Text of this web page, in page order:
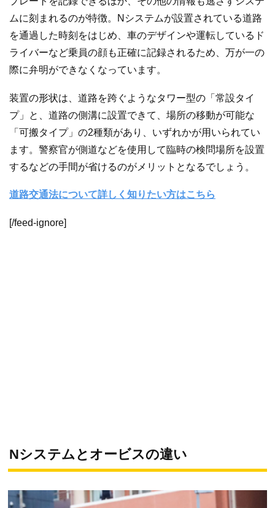
ムに刻まれるのが特徴。Nシステムが設置されている道路
を通過した時刻をはじめ、車のデザインや運転しているド
ライバーなど乗員の顔も正確に記録されるため、万が一の
際に弁明ができなくなっています。
装置の形状は、道路を跨ぐようなタワー型の「常設タイ
プ」と、道路の側溝に設置できて、場所の移動が可能な
「可搬タイプ」の2種類があり、いずれかが用いられてい
ます。警察官が側道などを使用して臨時の検問場所を設置
するなどの手間が省けるのがメリットとなるでしょう。
道路交通法について詳しく知りたい方はこちら
[/feed-ignore]
Nシステムとオービスの違い